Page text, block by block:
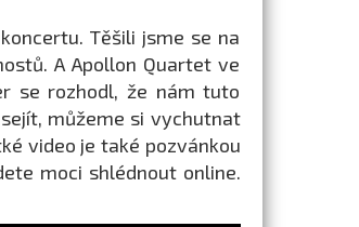
Těšili jsme se na
A Apollon Quartet ve
se rozhodl, že nám tuto
můžeme si vychutnat
video je také pozvánkou
moci shlédnout online.